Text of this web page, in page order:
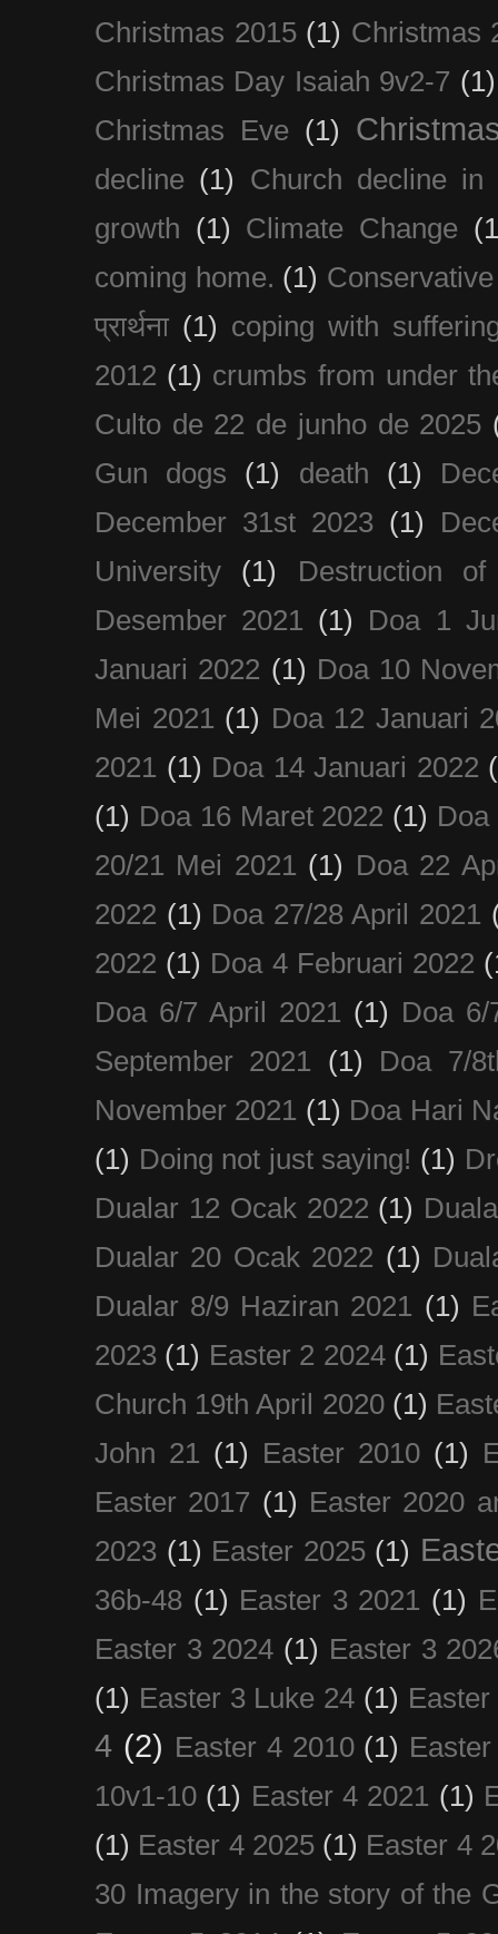
Christmas 2015 (1) Christmas
Christmas Day Isaiah 9v2-7 (1)
Christmas Eve (1)
decline (1)
Church decline
growth (1) Climate Change
coming home. (1)
प्रार्थना (1) coping with
2012 (1) crumbs from under
Culto de 22 de junho de 2025
Gun dogs
(1) death (1)
December 31st 2023 (1)
University
(1)
Destruction
Desember 2021 (1)
Doa 1
Januari 2022 (1) Doa 10
Mei 2021 (1) Doa 12 Januari
2021 (1) Doa 14 Januari 2022
(1) Doa 16 Maret 2022 (1) Doa
20/21 Mei 2021 (1) Doa 22
2022 (1) Doa 27/28 April 2021
2022 (1) Doa 4 Februari 2022
Doa 6/7 April 2021 (1) Doa
September 2021
(1)
Doa 7/
November 2021 (1) Doa Hari
(1) Doing not just saying! (1)
Dualar 12 Ocak 2022 (1)
Dualar 20 Ocak 2022 (1)
Dualar 8/9 Haziran 2021 (1)
2023 (1) Easter 2 2024 (1)
Church 19th April 2020 (1)
John 21 (1) Easter 2010 (1)
Easter 2017 (1) Easter 2020
2023 (1) Easter 2025 (1)
36b-48 (1) Easter 3 2021 (1)
Easter 3 2024 (1) Easter 3
(1) Easter 3 Luke 24 (1)
4 (2) Easter 4 2010 (1)
10v1-10 (1) Easter 4 2021 (1)
(1) Easter 4 2025 (1) Easter 4
30 Imagery in the story of the